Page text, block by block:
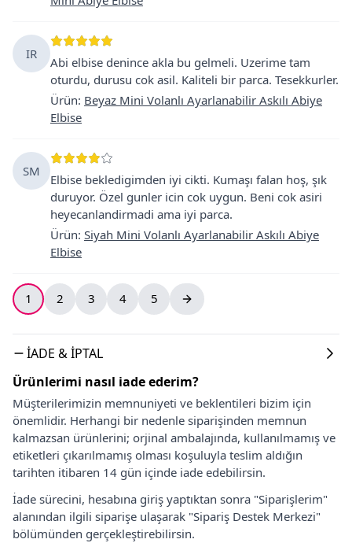
IR
Abi elbise denince akla bu gelmeli. Uzerime tam
oturdu, durusu cok asil. Kaliteli bir parca. Tesekkurler.
Ürün: Beyaz Mini Volanlı Ayarlanabilir Askılı Abiye
Elbise
SM
Elbise bekledigimden iyi cikti. Kumaşı falan hoş, şık
duruyor. Özel gunler icin cok uygun. Beni cok asiri
heyecanlandirmadi ama iyi parca.
Ürün: Siyah Mini Volanlı Ayarlanabilir Askılı Abiye
Elbise
1 2 3 4 5
İADE & İPTAL
Ürünlerimi nasıl iade ederim?
Müşterilerimizin memnuniyeti ve beklentileri bizim için
önemlidir. Herhangi bir nedenle siparişinden memnun
kalmazsan ürünlerini; orjinal ambalajında, kullanılmamış ve
etiketleri çıkarılmamış olması koşuluyla teslim aldığın
tarihten itibaren 14 gün içinde iade edebilirsin.
İade sürecini, hesabına giriş yaptıktan sonra "Siparişlerim"
alanından ilgili siparişe ulaşarak "Sipariş Destek Merkezi"
bölümünden gerçekleştirebilirsin.